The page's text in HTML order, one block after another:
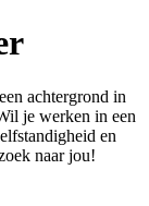
achtergrond in
je werken in een
en
naar jou!